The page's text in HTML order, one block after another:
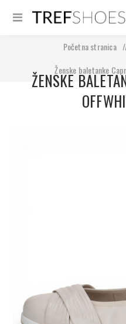
Početna stranica /
Ženske baletanke
ŽENSKE